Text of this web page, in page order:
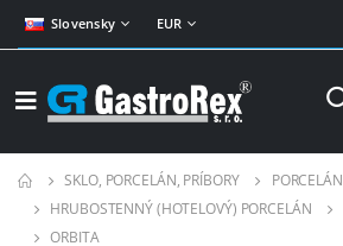
Slovensky EUR
SKLO, PORCELÁN, PRÍBORY
PORCELÁN
HRUBOSTENNÝ (HOTELOVÝ) PORCELÁN
ORBITA